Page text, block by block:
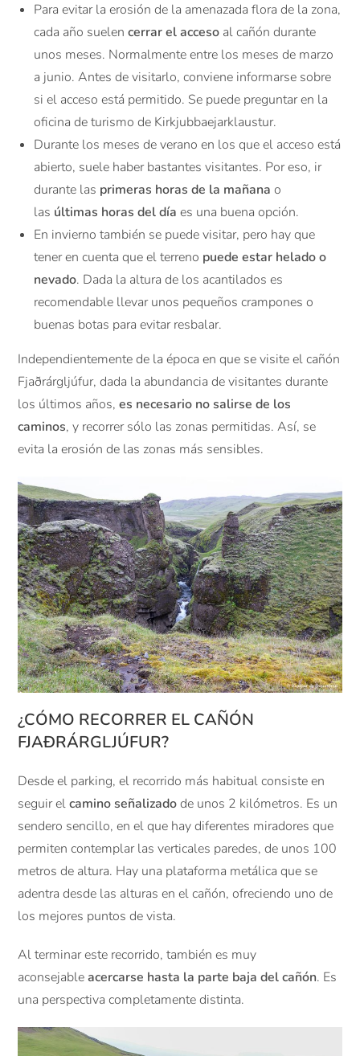
Para evitar la erosión de la amenazada flora de la zona,
cada año suelencerrar el acceso al cañón durante
unos meses. Normalmente entre los meses de marzo
a junio. Antes de visitarlo, conviene informarse sobre
si el acceso está permitido. Se puede preguntar en la
oficina de turismo de Kirkjubbaejarklaustur.
Durante los meses de verano en los que el acceso está
abierto, suele haber bastantes visitantes. Por eso, ir
durante las primeras horas de la mañana o
las últimas horas del día es una buena opción.
En invierno también se puede visitar, pero hay que
tener en cuenta que el terreno puede estar helado o
nevado. Dada la altura de los acantilados es
recomendable llevar unos pequeños crampones o
buenas botas para evitar resbalar.
Independientemente de la época en que se visite el cañón
Fjaðrárgljúfur, dada la abundancia de visitantes durante
los últimos años,es necesario no salirse de los
caminos, y recorrer sólo las zonas permitidas. Así, se
evita la erosión de las zonas más sensibles.
¿CÓMO RECORRER EL CAÑÓN
FJAÐRÁRGLJÚFUR?
Desde el parking, el recorrido más habitual consiste en
seguir elcamino señalizadode unos 2 kilómetros. Es un
sendero sencillo, en el que hay diferentes miradores que
permiten contemplar las verticales paredes, de unos 100
metros de altura. Hay una plataforma metálica que se
adentra desde las alturas en el cañón, ofreciendo uno de
los mejores puntos de vista.
Al terminar este recorrido, también es muy
aconsejableacercarse hasta la parte baja del cañón. Es
una perspectiva completamente distinta.